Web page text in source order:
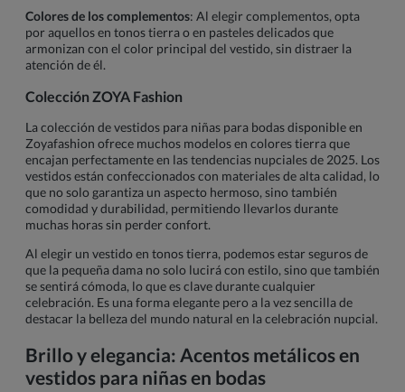
Colores de los complementos: Al elegir complementos, opta
por aquellos en tonos tierra o en pasteles delicados que
armonizan con el color principal del vestido, sin distraer la
atención de él.
Colección ZOYA Fashion
La colección de vestidos para niñas para bodas disponible en
Zoyafashion ofrece muchos modelos en colores tierra que
encajan perfectamente en las tendencias nupciales de 2025. Los
vestidos están confeccionados con materiales de alta calidad, lo
que no solo garantiza un aspecto hermoso, sino también
comodidad y durabilidad, permitiendo llevarlos durante
muchas horas sin perder confort.
Al elegir un vestido en tonos tierra, podemos estar seguros de
que la pequeña dama no solo lucirá con estilo, sino que también
se sentirá cómoda, lo que es clave durante cualquier
celebración. Es una forma elegante pero a la vez sencilla de
destacar la belleza del mundo natural en la celebración nupcial.
Brillo y elegancia: Acentos metálicos en
vestidos para niñas en bodas